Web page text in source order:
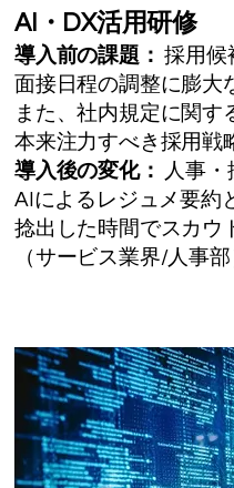
AI・DX活用研修
導入前の課題：採用候
面接日程の調整に膨大
また、社内規定に関す
本来注力すべき採用戦
導入後の変化：
人事・
AIによるレジュメ要約
捻出した時間でスカウ
（サービス業界/人事部